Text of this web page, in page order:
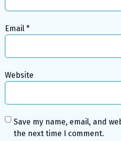
Email *
Website
Save my name, email, and
the next time I comment.